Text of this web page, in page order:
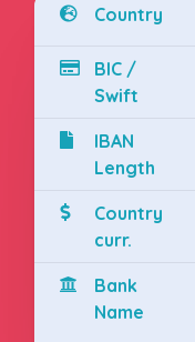
Country
BIC /
Swift
IBAN
Length
Country
curr.
Bank
Name